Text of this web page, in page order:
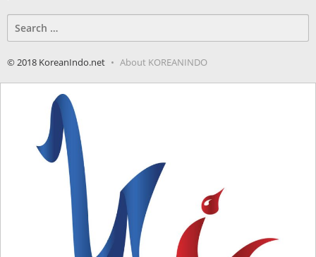
for:
© 2018 KoreanIndo.net About KOREANINDO